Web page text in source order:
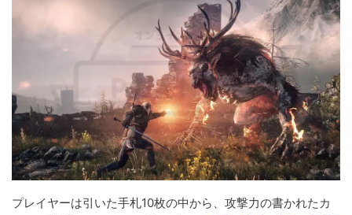
プレイヤーは引いた手札10枚の中から、攻撃力の書かれたカ